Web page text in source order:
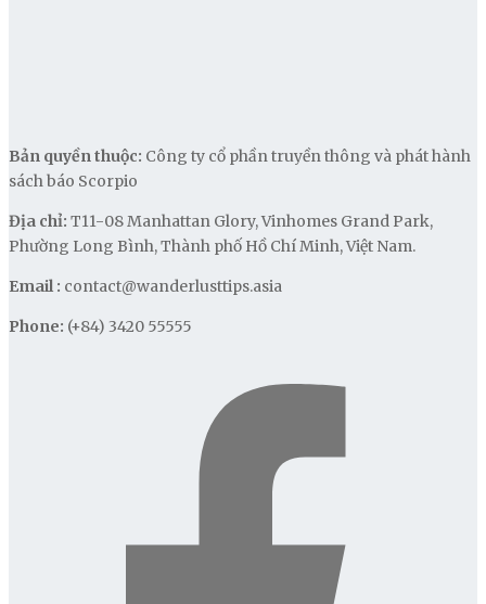
Bản quyền thuộc: Công ty cổ phần truyền thông và phát hành
sách báo Scorpio
Địa chỉ: T11-08 Manhattan Glory, Vinhomes Grand Park,
Phường Long Bình, Thành phố Hồ Chí Minh, Việt Nam.
Email : contact@wanderlusttips.asia
Phone: (+84) 3420 55555